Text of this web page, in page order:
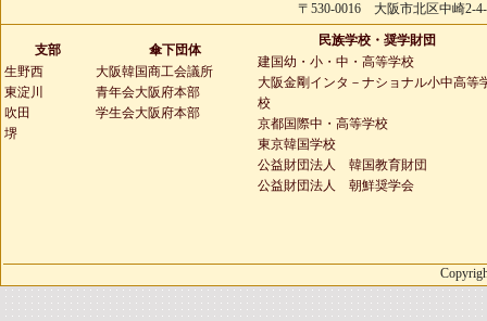
〒530-0016 大阪市北区中崎2-
支部
生野西
東淀川
吹田
堺
傘下団体
大阪韓国商工会議所
青年会大阪府本部
学生会大阪府本部
民族学校・奨学財団
建国幼・小・中・高等学校
大阪金剛インタ－ナショナル小中高等
校
京都国際中・高等学校
東京韓国学校
公益財団法人 韓国教育財団
公益財団法人 朝鮮奨学会